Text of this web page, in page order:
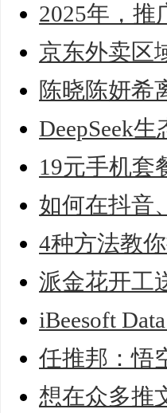
2025年，推
京东外卖区
陈晓陈妍希
DeepSeek
19元手机套
如何在抖音
4种方法教
派金花开工
iBeesoft
任推邦：悟
想在众多推